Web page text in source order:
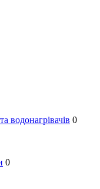
водонагрівачів 0
0